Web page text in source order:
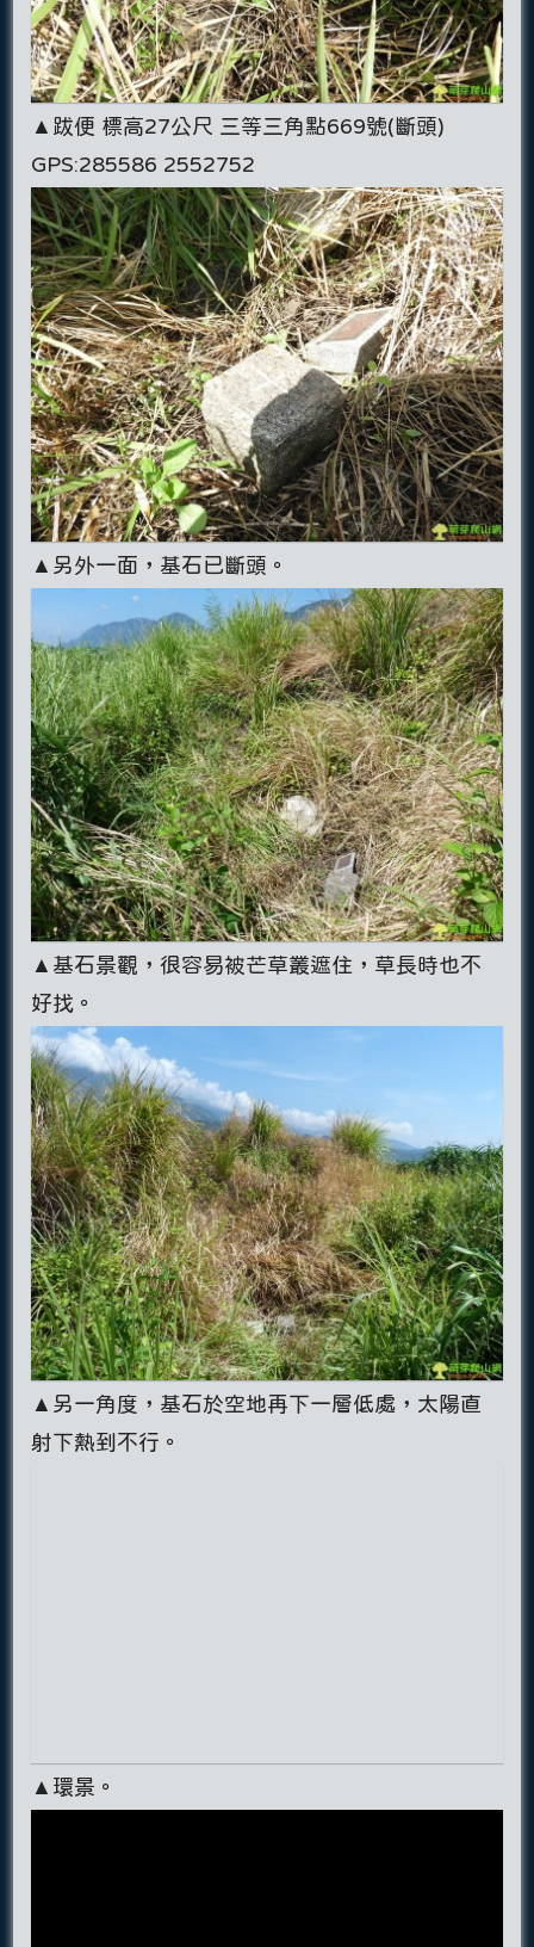
▲跋便 標高27公尺 三等三角點669號(斷頭)
GPS:285586 2552752
▲另外一面，基石已斷頭。
▲基石景觀，很容易被芒草叢遮住，草長時也不
好找。
▲另一角度，基石於空地再下一層低處，太陽直
射下熱到不行。
▲環景。